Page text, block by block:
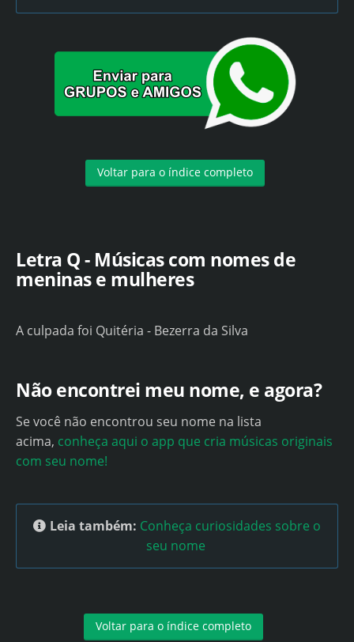
Voltar para o índice completo
Letra Q - Músicas com nomes de
meninas e mulheres
A culpada foi Quitéria - Bezerra da Silva
Não encontrei meu nome, e agora?
Se você não encontrou seu nome na lista
acima, conheça aqui o app que cria músicas originais
com seu nome!
Leia também: Conheça curiosidades sobre o
seu nome
Voltar para o índice completo